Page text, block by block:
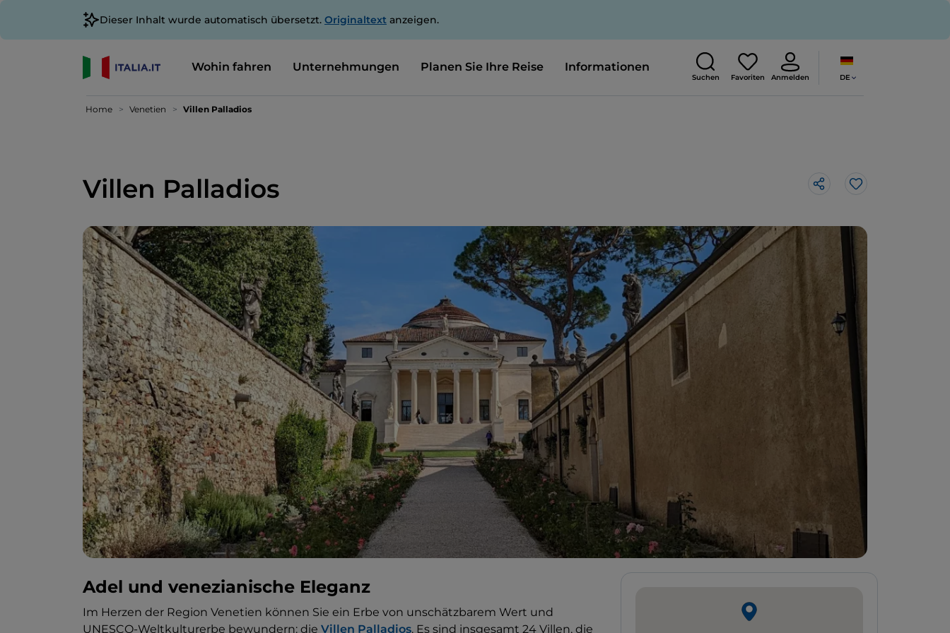
Dieser Inhalt wurde automatisch übersetzt. Originaltext anzeigen.
Wohin fahren Unternehmungen Planen Sie Ihre Reise Informationen
Suchen Favoriten Anmelden DE
Home Venetien Villen Palladios
Villen Palladios Like
Adel und venezianische Eleganz
Im Herzen der Region Venetien können Sie ein Erbe von unschätzbarem Wert und
UNESCO-Weltkulturerbe bewundern: die Villen Palladios. Es sind insgesamt 24 Villen, die